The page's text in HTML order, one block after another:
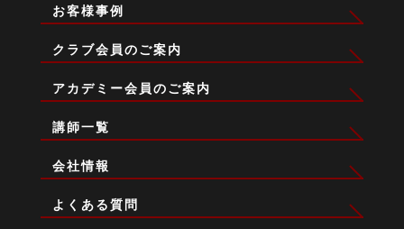
お客様事例
クラブ会員のご案内
アカデミー会員のご案内
講師一覧
会社情報
よくある質問